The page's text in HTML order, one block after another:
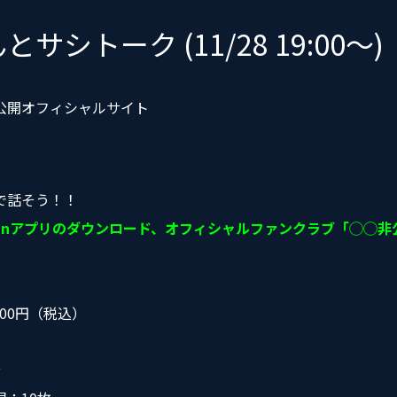
サシトーク (11/28 19:00〜)
開オフィシャルサイト
そう！！
プリのダウンロード、オフィシャルファンクラブ「◯◯非
円（税込）